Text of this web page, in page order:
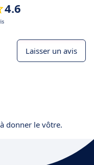
4.6
Laisser un avis
donner le vôtre.